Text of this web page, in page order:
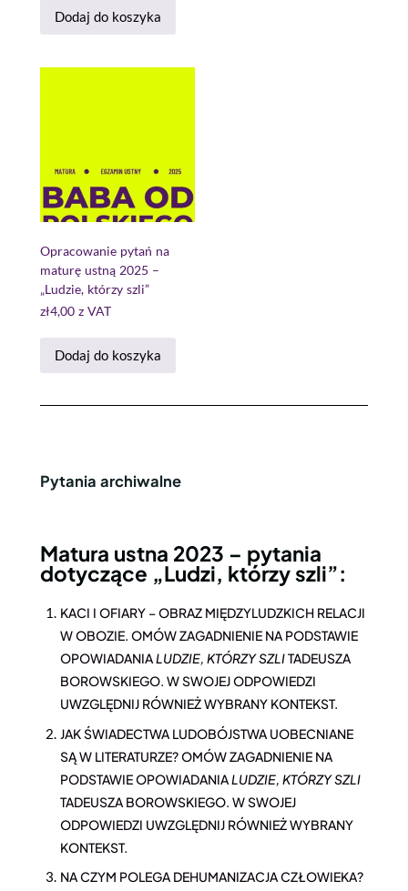
Dodaj do koszyka
Opracowanie pytań na
maturę ustną 2025 –
„Ludzie, którzy szli”
zł4,00 z VAT
Dodaj do koszyka
Pytania archiwalne
Matura ustna 2023 – pytania
dotyczące „Ludzi, którzy szli”:
KACI I OFIARY – OBRAZ MIĘDZYLUDZKICH RELACJI
W OBOZIE. OMÓW ZAGADNIENIE NA PODSTAWIE
OPOWIADANIALUDZIE, KTÓRZY SZLITADEUSZA
BOROWSKIEGO. W SWOJEJ ODPOWIEDZI
UWZGLĘDNIJ RÓWNIEŻ WYBRANY KONTEKST.
JAK ŚWIADECTWA LUDOBÓJSTWA UOBECNIANE
SĄ W LITERATURZE? OMÓW ZAGADNIENIE NA
PODSTAWIE OPOWIADANIA LUDZIE, KTÓRZY SZLI
TADEUSZA BOROWSKIEGO. W SWOJEJ
ODPOWIEDZI UWZGLĘDNIJ RÓWNIEŻ WYBRANY
KONTEKST.
NA CZYM POLEGA DEHUMANIZACJA CZŁOWIEKA?